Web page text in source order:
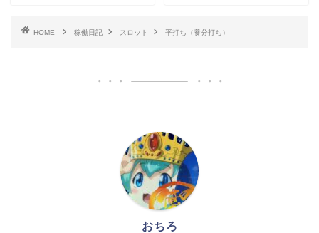
HOME 稼働日記 スロット 平打ち（養分打ち）
おちろ